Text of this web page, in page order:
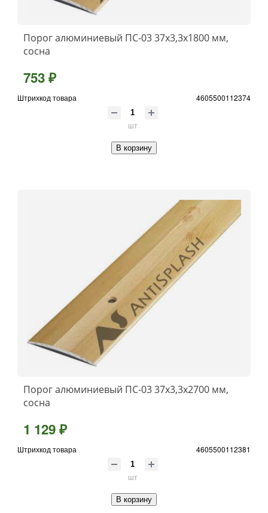
Порог алюминиевый ПС-03 37x3,3x1800 мм,
сосна
753 ₽
Штрихкод товара 4605500112374
шт
В корзину
Порог алюминиевый ПС-03 37x3,3x2700 мм,
сосна
1 129 ₽
Штрихкод товара 4605500112381
шт
В корзину